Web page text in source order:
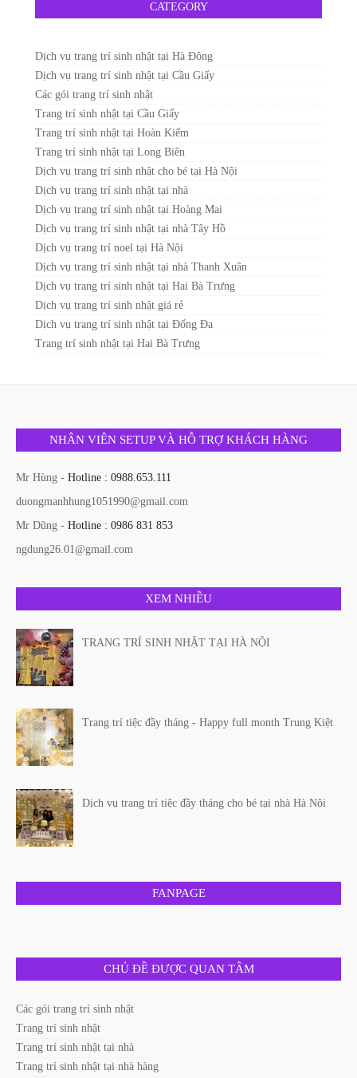
CATEGORY
Dịch vụ trang trí sinh nhật tại Hà Đông
Dịch vụ trang trí sinh nhật tại Cầu Giấy
Các gói trang trí sinh nhật
Trang trí sinh nhật tại Cầu Giấy
Trang trí sinh nhật tại Hoàn Kiếm
Trang trí sinh nhật tại Long Biên
Dịch vụ trang trí sinh nhật cho bé tại Hà Nội
Dịch vụ trang trí sinh nhật tại nhà
Dịch vụ trang trí sinh nhật tại Hoàng Mai
Dịch vụ trang trí sinh nhật tại nhà Tây Hồ
Dịch vụ trang trí noel tại Hà Nội
Dịch vụ trang trí sinh nhật tại nhà Thanh Xuân
Dịch vụ trang trí sinh nhật tại Hai Bà Trưng
Dịch vụ trang trí sinh nhật giá rẻ
Dịch vụ trang trí sinh nhật tại Đống Đa
Trang trí sinh nhật tại Hai Bà Trưng
NHÂN VIÊN SETUP VÀ HỖ TRỢ KHÁCH HÀNG
Mr Hùng - Hotline : 0988.653.111
duongmanhhung1051990@gmail.com
Mr Dũng - Hotline : 0986 831 853
ngdung26.01@gmail.com
XEM NHIỀU
TRANG TRÍ SINH NHẬT TẠI HÀ NỘI
Trang trí tiệc đầy tháng - Happy full month Trung Kiệt
Dịch vụ trang trí tiệc đầy tháng cho bé tại nhà Hà Nội
FANPAGE
CHỦ ĐỀ ĐƯỢC QUAN TÂM
Các gói trang trí sinh nhật
Trang trí sinh nhật
Trang trí sinh nhật tại nhà
Trang trí sinh nhật tại nhà hàng